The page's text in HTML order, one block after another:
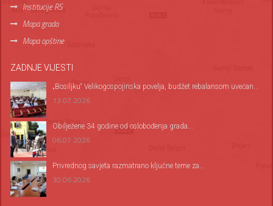
Institucije RS
Mapa grada
Mapa opštine
ZADNJE VIJESTI
„Bosiljku“ Velikogospojinska povelja, budžet rebalansom uvećan...
13.07.2026
Оbilježene 34 godine od oslobođenja grada...
06.07.2026
Privrednog savjeta razmatrano ključne teme za...
30.06.2026